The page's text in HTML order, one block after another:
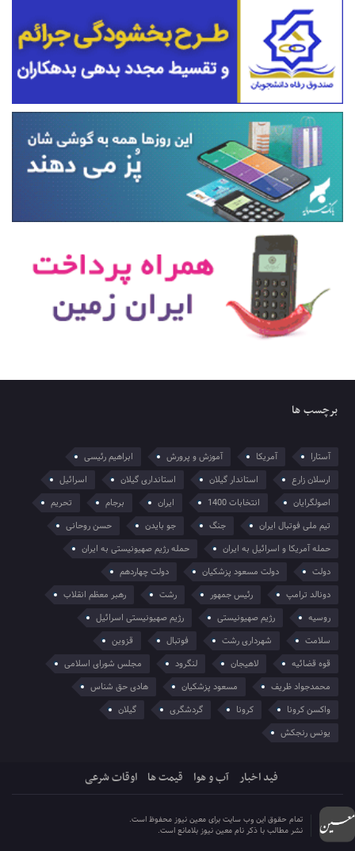
برچسب ها
آستارا آمریکا آموزش و پرورش
ابراهیم رئیسی
ارسلان زارع
استاندار گیلان استانداری گیلان
اسرائیل
اصولگرایان
انتخابات 1400 ایران برجام
تحریم
تیم ملی فوتبال ایران
جنگ جو بایدن
حسن روحانی
حمله آمریکا و اسرائیل به ایران
حمله رژیم صهیونیستی به ایران
دولت
دولت مسعود پزشکیان
دولت چهاردهم
دونالد ترامپ
رئیس جمهور رشت
رهبر معظم انقلاب
روسیه
رژیم صهیونیستی
رژیم صهیونیستی اسرائیل
سلامت
شهرداری رشت فوتبال
قزوین
قوه قضائیه
لاهیجان لنگرود
مجلس شورای اسلامی
محمدجواد ظریف
مسعود پزشکیان
هادی حق شناس
واکسن کرونا
کرونا گردشگری
گیلان
یونس رنجکش
فید اخبار آب و هوا قیمت ها اوقات شرعی
تمام حقوق این وب سایت برای معین نیوز محفوظ است.
نشر مطالب با ذکر نام معین نیوز بلامانع است.